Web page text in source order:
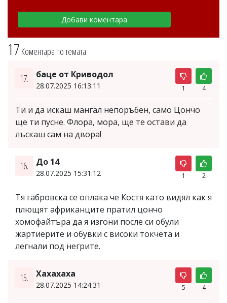
17 Коментара по темата
17. баце от Криводол
28.07.2025 16:13:11 1 4
Ти и да искаш мангал непоръбен, само Цончо
ще ти пусне. Флора, мора, ще те остави да
лъскаш сам на двора!
16. До 14
28.07.2025 15:31:12 1 2
Тя габровска се оплака че Костя като видял как я
плющят африканците пратил цончо
хомофайтъра да я изгони после си обули
жартиерите и обувки с високи токчета и
легнали под негрите.
15. Хахахаха
28.07.2025 14:24:31 5 4